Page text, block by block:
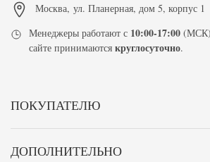
Москва, ул. Планерная, дом 5, корпус 1
Менеджеры работают с 10:00-17:00 (МСК)
сайте принимаютсякруглосуточно.
ПОКУПАТЕЛЮ
ДОПОЛНИТЕЛЬНО